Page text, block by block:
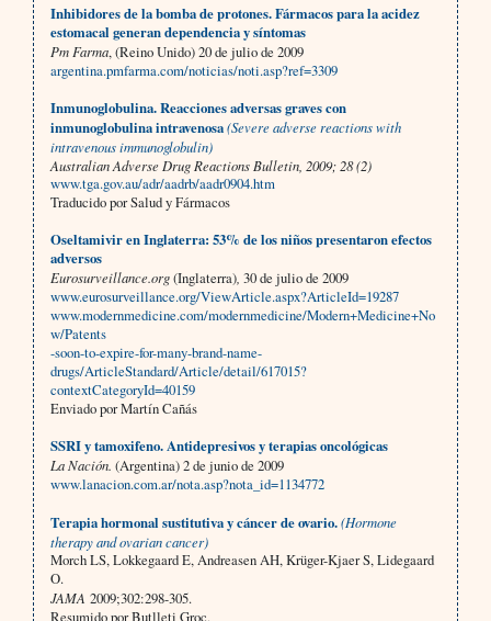
Inhibidores de la bomba de protones. Fármacos para la acidez
estomacal generan dependencia y síntomas
Pm Farma, (Reino Unido) 20 de julio de 2009
argentina.pmfarma.com/noticias/noti.asp?ref=3309
Inmunoglobulina. Reacciones adversas graves con
inmunoglobulina intravenosa(Severe adverse reactions with
intravenous immunoglobulin)
Australian Adverse Drug Reactions Bulletin, 2009; 28 (2)
www.tga.gov.au/adr/aadrb/aadr0904.htm
Traducido por Salud y Fármacos
Oseltamivir en Inglaterra: 53% de los niños presentaron efectos
adversos
Eurosurveillance.org(Inglaterra), 30 de julio de 2009
www.eurosurveillance.org/ViewArticle.aspx?ArticleId=19287
www.modernmedicine.com/modernmedicine/Modern+Medicine+No
w/Patents
-soon-to-expire-for-many-brand-name-
drugs/ArticleStandard/Article/detail/617015?
contextCategoryId=40159
Enviado por Martín Cañás
SSRI y tamoxifeno. Antidepresivos y terapias oncológicas
La Nación. (Argentina) 2 de junio de 2009
www.lanacion.com.ar/nota.asp?nota_id=1134772
Terapia hormonal sustitutiva y cáncer de ovario.(Hormone
therapy and ovarian cancer)
Morch LS, Lokkegaard E, Andreasen AH, Krüger-Kjaer S, Lidegaard
O.
JAMA 2009;302:298-305.
Resumido por Butlleti Groc,